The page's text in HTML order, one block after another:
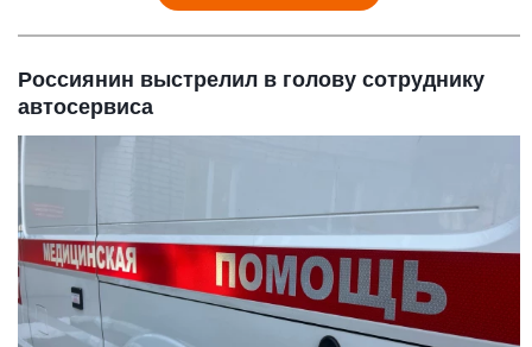
Россиянин выстрелил в голову сотруднику
автосервиса